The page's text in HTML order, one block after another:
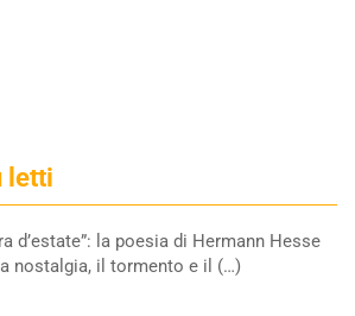
letti
d’estate”: la poesia di Hermann Hesse
nostalgia, il tormento e il (…)